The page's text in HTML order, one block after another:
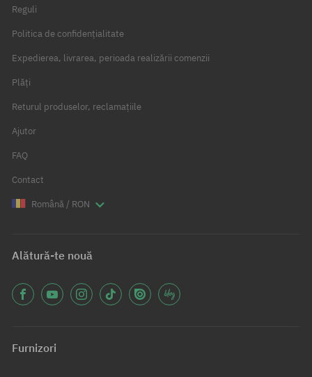
Reguli
Politica de confidențialitate
Expedierea, livrarea, perioada realizării comenzii
Plăți
Returul produselor, reclamațiile
Ajutor
FAQ
Contact
Română / RON
Alătură-te nouă
Furnizori